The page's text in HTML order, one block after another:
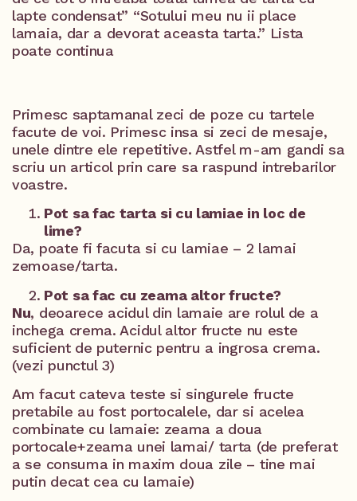
lapte condensat” “Sotului meu nu ii place
lamaia, dar a devorat aceasta tarta.” Lista
poate continua
Primesc saptamanal zeci de poze cu tartele
facute de voi. Primesc insa si zeci de mesaje,
unele dintre ele repetitive. Astfel m-am gandi sa
scriu un articol prin care sa raspund intrebarilor
voastre.
Pot sa fac tarta si cu lamiae in loc de
lime?
Da, poate fi facuta si cu lamiae – 2 lamai
zemoase/tarta.
Pot sa fac cu zeama altor fructe?
Nu, deoarece acidul din lamaie are rolul de a
inchega crema. Acidul altor fructe nu este
suficient de puternic pentru a ingrosa crema.
(vezi punctul 3)
Am facut cateva teste si singurele fructe
pretabile au fost portocalele, dar si acelea
combinate cu lamaie: zeama a doua
portocale+zeama unei lamai/ tarta (de preferat
a se consuma in maxim doua zile – tine mai
putin decat cea cu lamaie)